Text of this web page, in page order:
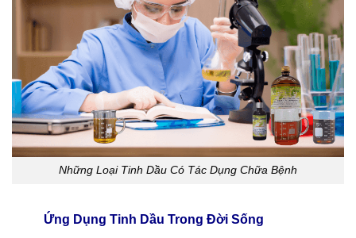
Những Loại Tinh Dầu Có Tác Dụng Chữa Bệnh
Ứng Dụng Tinh Dầu Trong Đời Sống